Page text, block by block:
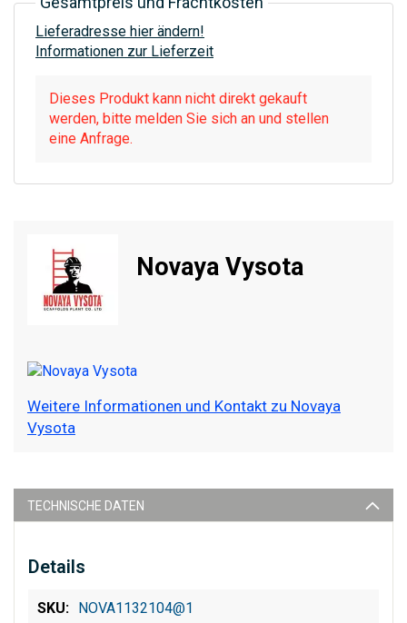
Lieferadresse hier ändern!
Informationen zur Lieferzeit
Dieses Produkt kann nicht direkt gekauft
werden, bitte melden Sie sich an und stellen
eine Anfrage.
Novaya Vysota
Weitere Informationen und Kontakt zu Novaya
Vysota
TECHNISCHE DATEN
Details
NOVA1132104@1